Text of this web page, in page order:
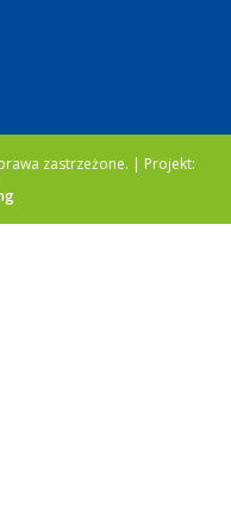
zastrzeżone. | Projekt: